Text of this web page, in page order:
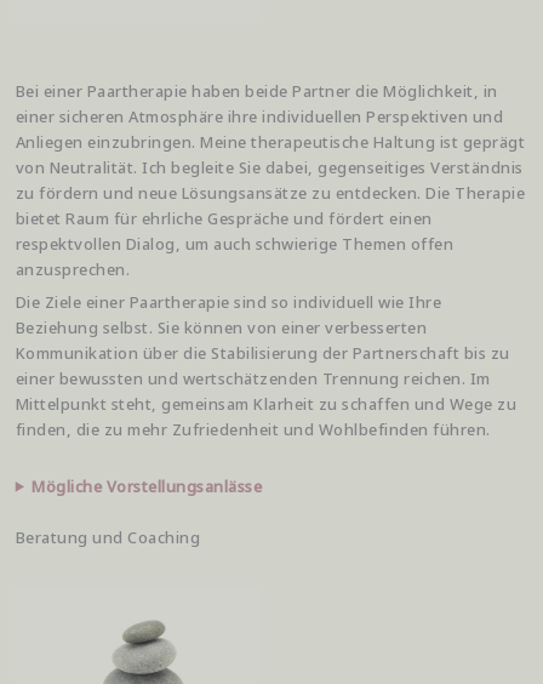
Bei einer Paartherapie haben beide Partner die Möglichkeit, in
einer sicheren Atmosphäre ihre individuellen Perspektiven und
Anliegen einzubringen. Meine therapeutische Haltung ist geprägt
von Neutralität. Ich begleite Sie dabei, gegenseitiges Verständnis
zu fördern und neue Lösungsansätze zu entdecken. Die Therapie
bietet Raum für ehrliche Gespräche und fördert einen
respektvollen Dialog, um auch schwierige Themen offen
anzusprechen.
Die Ziele einer Paartherapie sind so individuell wie Ihre
Beziehung selbst. Sie können von einer verbesserten
Kommunikation über die Stabilisierung der Partnerschaft bis zu
einer bewussten und wertschätzenden Trennung reichen. Im
Mittelpunkt steht, gemeinsam Klarheit zu schaffen und Wege zu
finden, die zu mehr Zufriedenheit und Wohlbefinden führen.
Mögliche Vorstellungsanlässe
Beratung und Coaching